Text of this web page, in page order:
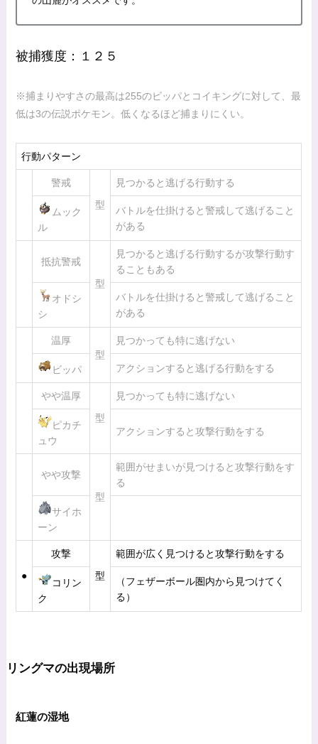
被捕獲度：１２５
※捕まりやすさの最高は255のビッパとコイキングに対して、最
低は3の伝説ポケモン。低くなるほど捕まりにくい。
行動パターン
警戒
型
見つかると逃げる行動する
ムック
ル
バトルを仕掛けると警戒して逃げること
がある
抵抗警戒
型
見つかると逃げる行動するが攻撃行動す
ることもある
オドシ
シ
バトルを仕掛けると警戒して逃げること
がある
温厚
型
見つかっても特に逃げない
ビッパ アクションすると逃げる行動をする
やや温厚
型
見つかっても特に逃げない
ピカチ
ュウ
アクションすると攻撃行動をする
やや攻撃
型
範囲がせまいが見つけると攻撃行動をす
る
サイホ
ーン
●
攻撃
型
範囲が広く見つけると攻撃行動をする
コリン
ク
（フェザーボール圏内から見つけてく
る）
リングマの出現場所
紅蓮の湿地